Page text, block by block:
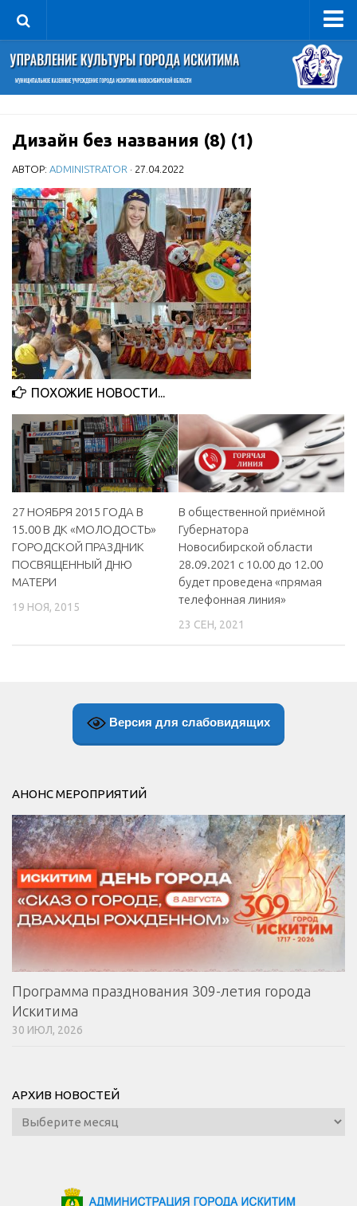
Управление
Руководитель
Структура
Фотогалерея
Документы
Учредительные документы
Правовая база
Противодействие коррупции
Отчеты о деятельности
Учреждения культуры
МБУ Дом культуры «Молодость»
МБОУ ДО «Детская школа искусств»
МБОУ ДО «Детская музыкальная школа»
МБУК «Искитимский городской историко-художественный
МБУ Парк культуры и отдыха им. И.В. Коротеева
МБУК «Централизованная библиотечная система»
ДК «Россия»
Афиша
Дизайн без названия (8) (1)
АВТОР: ADMINISTRATOR · 27.04.2022
ПОХОЖИЕ НОВОСТИ...
27 НОЯБРЯ 2015 ГОДА В
15.00 В ДК «МОЛОДОСТЬ»
ГОРОДСКОЙ ПРАЗДНИК
ПОСВЯЩЕННЫЙ ДНЮ
МАТЕРИ
19 НОЯ, 2015
В общественной приёмной
Губернатора
Новосибирской области
28.09.2021 с 10.00 до 12.00
будет проведена «прямая
телефонная линия»
23 СЕН, 2021
Версия для слабовидящих
АНОНС МЕРОПРИЯТИЙ
Программа празднования 309-летия города
Искитима
30 ИЮЛ, 2026
АРХИВ НОВОСТЕЙ
Архив
новостей